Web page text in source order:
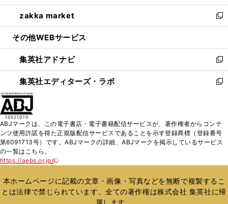
開
く
ウ
で
開
ン
ド
ウ
開
く
ウ
ィ
ン
ウ
で
開
く
し
い
ウ
ン
ド
ウ
で
zakka market
新
し
ウ
ィ
ン
ド
く
その他WEBサービス
集英社アドナビ
新
し
い
ド
ウ
で
集英社エディターズ・ラボ
新
ィ
ン
ド
開
く
ABJマークは、この電子書店・電子書籍配信サービスが、著作権者からコンテ
ンツ使用許諾を得た正規版配信サービスであることを示す登録商標（登録番号
第6091713号）です。ABJマークの詳細、ABJマークを掲示しているサービス
の一覧はこちら。
https://aebs.or.jp/
新
い
ウ
ィ
本ホームページに記載の文章・画像・写真などを無断で複製するこ
とは法律で禁じられています。全ての著作権は株式会社 集英社に帰